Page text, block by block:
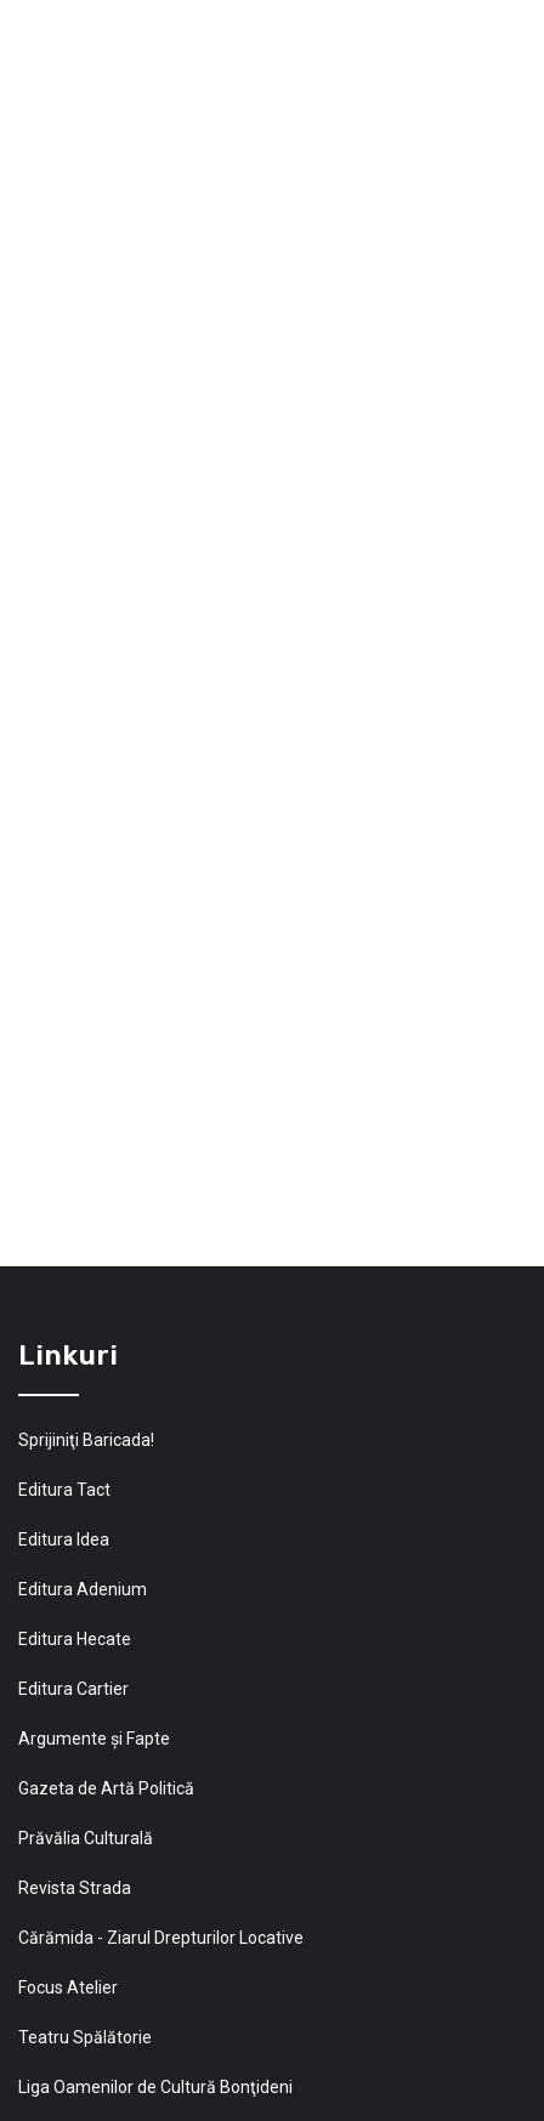
Linkuri
Sprijiniţi Baricada!
Editura Tact
Editura Idea
Editura Adenium
Editura Hecate
Editura Cartier
Argumente și Fapte
Gazeta de Artă Politică
Prăvălia Culturală
Revista Strada
Cărămida - Ziarul Drepturilor Locative
Focus Atelier
Teatru Spălătorie
Liga Oamenilor de Cultură Bonţideni